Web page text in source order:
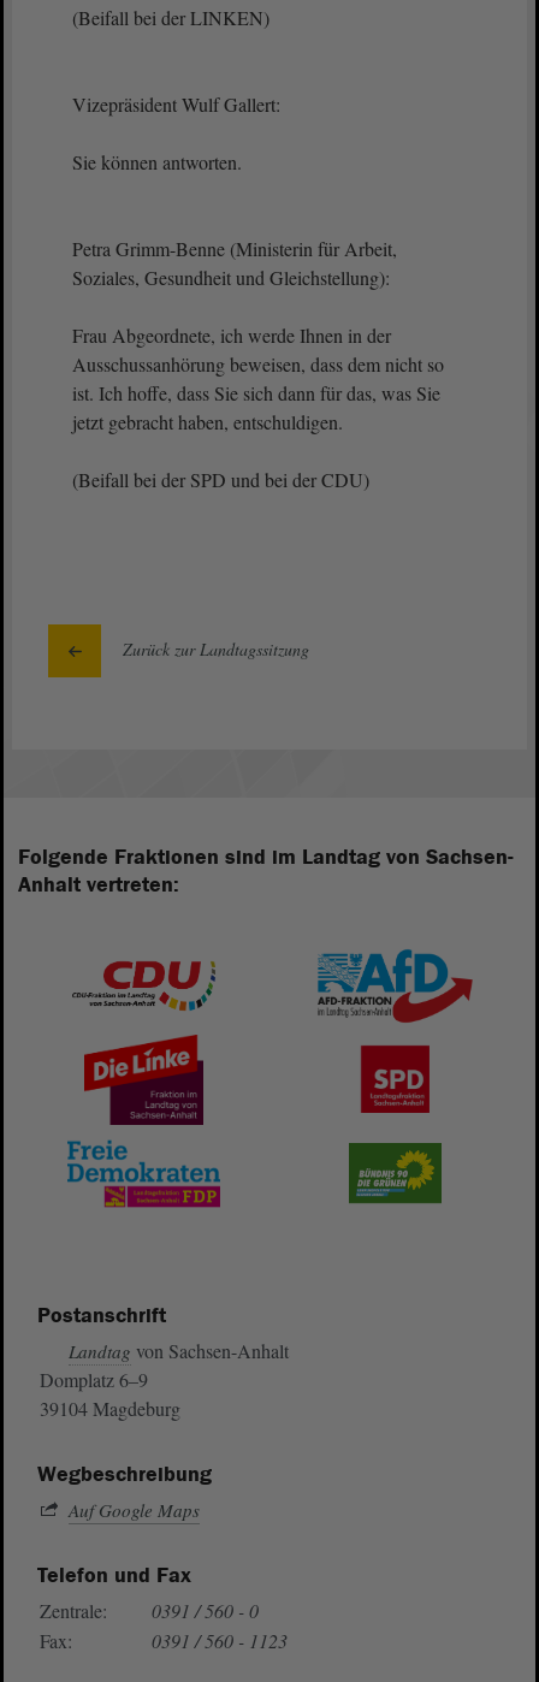
(Beifall bei der LINKEN)
Vizepräsident Wulf Gallert:
Sie können antworten.
Petra Grimm-Benne (Ministerin für Arbeit,
Soziales, Gesundheit und Gleichstellung):
Frau Abgeordnete, ich werde Ihnen in der
Ausschussanhörung beweisen, dass dem nicht so
ist. Ich hoffe, dass Sie sich dann für das, was Sie
jetzt gebracht haben, entschuldigen.
(Beifall bei der SPD und bei der CDU)
Zurück zur Landtagssitzung
Folgende Fraktionen sind im Landtag von Sachsen-
Anhalt vertreten:
Postanschrift
Landtag von Sachsen-Anhalt
Domplatz 6–9
39104 Magdeburg
Wegbeschreibung
Auf Google Maps
Telefon und Fax
Zentrale:
0391 / 560 - 0
Fax:
0391 / 560 - 1123